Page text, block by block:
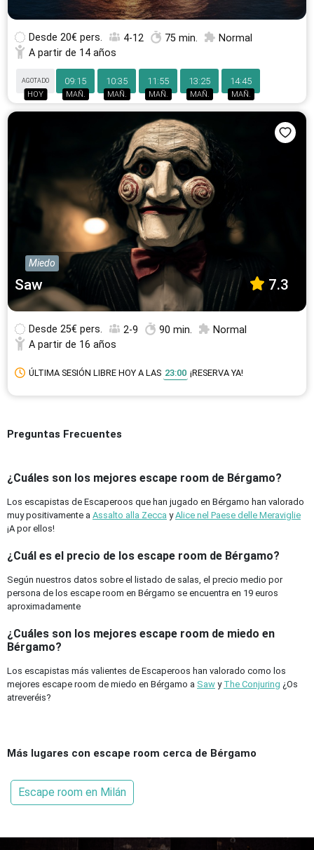
Desde 20€ pers. 4-12 75 min.
Normal
A partir de 14 años
AGOTADO
HOY
09:15
MAÑ.
10:35
MAÑ.
11:55
MAÑ.
13:25
MAÑ.
14:45
MAÑ.
Miedo
Saw 7.3
Desde 25€ pers. 2-9 90 min.
Normal
A partir de 16 años
ÚLTIMA SESIÓN LIBRE HOY A LAS 23:00 ¡RESERVA YA!
Preguntas Frecuentes
¿Cuáles son los mejores escape room de Bérgamo?
Los escapistas de Escaperoos que han jugado en Bérgamo han valorado
muy positivamente a Assalto alla Zecca yAlice nel Paese delle Meraviglie
¡A por ellos!
¿Cuál es el precio de los escape room de Bérgamo?
Según nuestros datos sobre el listado de salas, el precio medio por
persona de los escape room en Bérgamo se encuentra en 19 euros
aproximadamente
¿Cuáles son los mejores escape room de miedo en
Bérgamo?
Los escapistas más valientes de Escaperoos han valorado como los
mejores escape room de miedo en Bérgamo a Saw y The Conjuring ¿Os
atreveréis?
Más lugares con escape room cerca de Bérgamo
Escape room en Milán